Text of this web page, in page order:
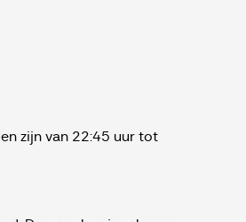
zijn van 22:45 uur tot